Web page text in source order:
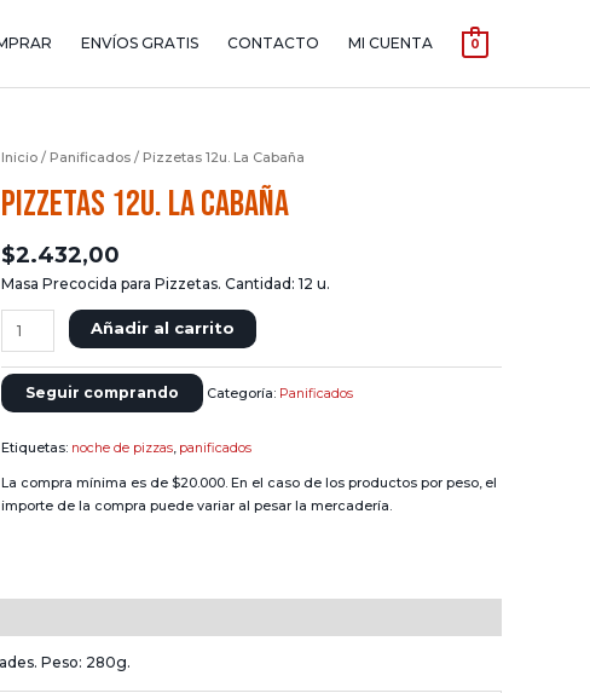
ENVÍOS GRATIS CONTACTO MI CUENTA 0
Inicio / Panificados / Pizzetas 12u. La Cabaña
Pizzetas 12u. La Cabaña
$2.432,00
Masa Precocida para Pizzetas. Cantidad: 12 u.
12u.
La
Cabaña
cantidad
Añadir al carrito
Seguir comprando Categoría: Panificados
Etiquetas: noche de pizzas, panificados
La compra mínima es de $20.000. En el caso de los productos por peso, el
importe de la compra puede variar al pesar la mercadería.
Peso: 280g.